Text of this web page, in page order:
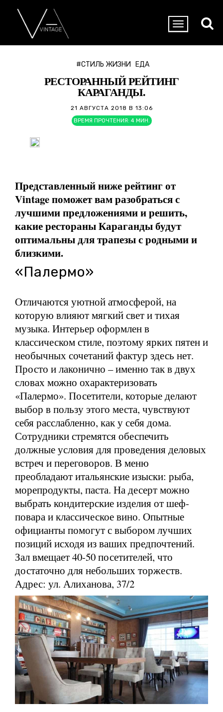
#СТИЛЬ ЖИЗНИ ЕДА
РЕСТОРАННЫЙ РЕЙТИНГ
КАРАГАНДЫ.
21 АВГУСТА 2018 В 13:06
ВРЕМЯ ПРОЧТЕНИЯ: 4 МИН.
Представленный ниже рейтинг от
Vintage поможет вам разобраться с
лучшими предложениями и решить,
какие рестораны Караганды будут
оптимальны для трапезы с родными и
близкими.
«Палермо»
Отличаются уютной атмосферой, на
которую влияют мягкий свет и тихая
музыка. Интерьер оформлен в
классическом стиле, поэтому ярких пятен и
необычных сочетаний фактур здесь нет.
Просто и лаконично – именно так в двух
словах можно охарактеризовать
«Палермо». Посетители, которые делают
выбор в пользу этого места, чувствуют
себя расслабленно, как у себя дома.
Сотрудники стремятся обеспечить
должные условия для проведения деловых
встреч и переговоров. В меню
преобладают итальянские изыски: рыба,
морепродукты, паста. На десерт можно
выбрать кондитерские изделия от шеф-
повара и классическое вино. Опытные
официанты помогут с выбором лучших
позиций исходя из ваших предпочтений.
Зал вмещает 40-50 посетителей, что
достаточно для небольших торжеств.
Адрес: ул. Алиханова, 37/2